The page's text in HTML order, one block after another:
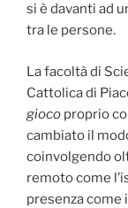
si è davanti ad
tra le persone.
La facoltà di
Cattolica di
gioco proprio
cambiato il
coinvolgendo
remoto come
presenza come